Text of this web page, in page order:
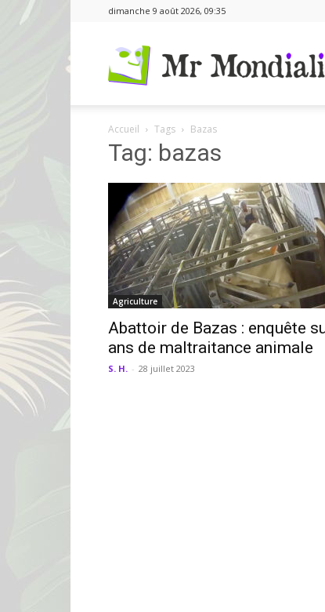
dimanche 9 août 2026, 09:35
Accueil Tags Bazas
Tag: bazas
Agriculture
Abattoir de Bazas : enquête
ans de maltraitance animale
S. H. - 28 juillet 2023